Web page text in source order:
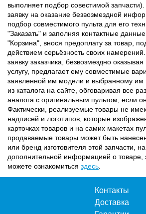
выполняет подбор совестимой запчасти).
заявку на оказание безвозмездной
подбор совместимого пульта для его
"Заказать" и заполняя контактные
"Корзина", внося предоплату за товар,
действием серьёзность своих
заявку заказчика, безвозмездно
услугу, предлагает ему совместимые
заявленной им модели и выбранному им
из каталога на сайте, обговаривая все
аналога с оригинальным пультом, если
Фактически, реализуемые товары не
надписей и логотипов, которые
карточках товаров и на самих макетах
продаваемые товары может быть
или бренд изготовителя этой запчасти,
дополнительной информацией о товаре,
можете ознакомиться здесь
Контакты
Доставка